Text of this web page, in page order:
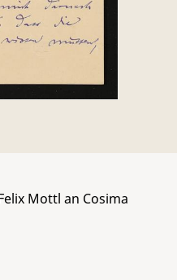
Mottl an Cosima